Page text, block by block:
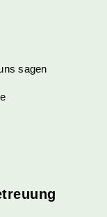
sagen